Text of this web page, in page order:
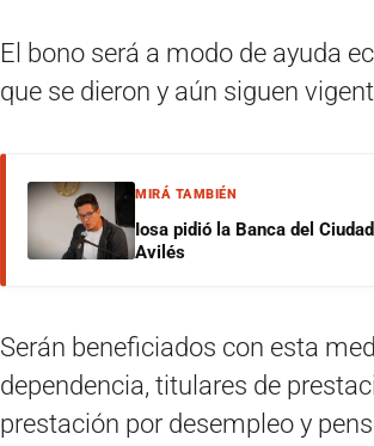
El bono será a modo de ayuda
que se dieron y aún siguen
MIRÁ TAMBIÉN
Iosa pidió la Banca del
Avilés
Serán beneficiados con esta
dependencia, titulares de
prestación por desempleo y